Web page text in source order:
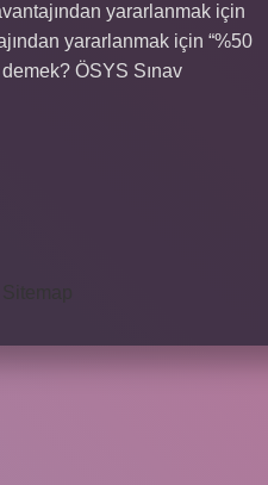
yararlanmak için
yararlanmak için “%50
ÖSYS Sınav